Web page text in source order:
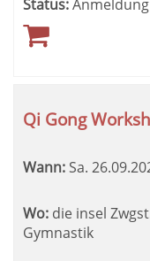
Status:
Qi Gong
Wann: Sa.
Wo: die insel
Gymnastik